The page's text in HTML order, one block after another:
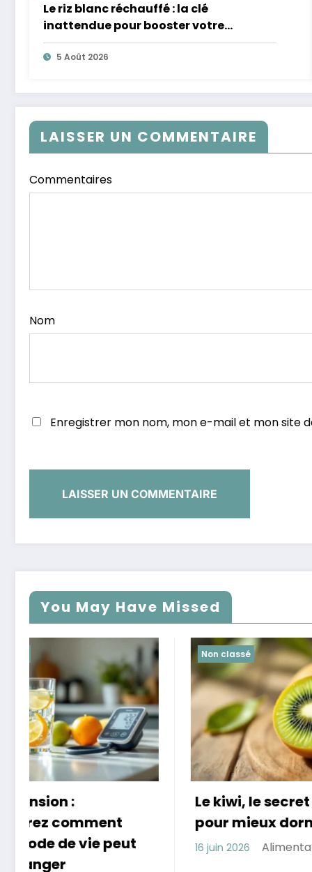
Le riz blanc réchauffé : la clé
inattendue pour booster votre
microbiote
5 Août 2026
LAISSER UN COMMENTAIRE
Commentaires
Nom
Enregistrer mon nom, mon e-mail et mon site
You May Have Missed
Non classé
Le kiwi, le secret naturel
pour mieux dormir
16 juin 2026 Alimentation saine
Non classé